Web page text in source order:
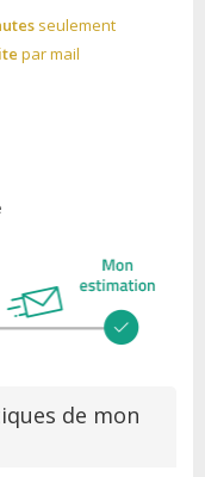
seulement
par mail
de mon